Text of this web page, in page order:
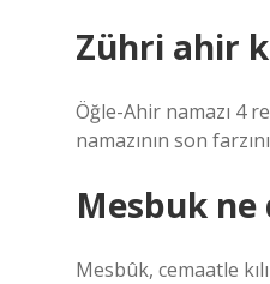
Zühri ahir
Öğle-Ahir namazı 4
namazının son
Mesbuk ne
Mesbûk, cemaatle